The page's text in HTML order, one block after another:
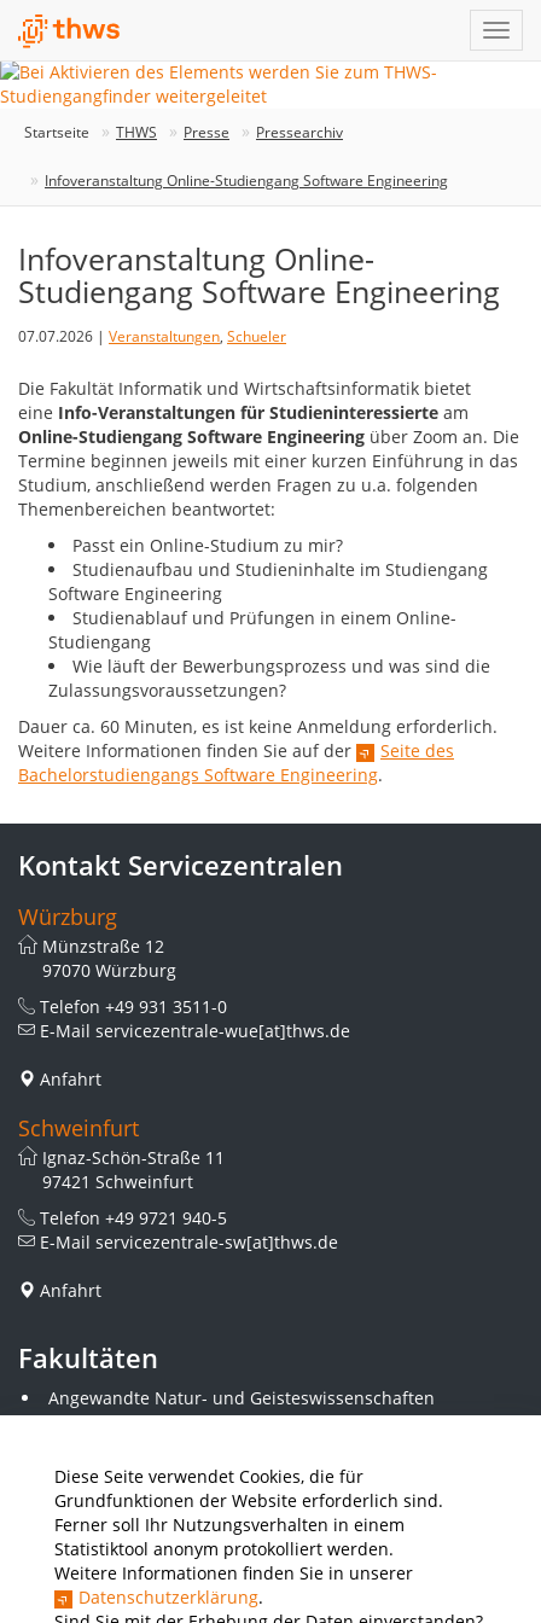
Diese Seite verwendet Cookies, die für
Grundfunktionen der Website erforderlich sind.
Ferner soll Ihr Nutzungsverhalten in einem
Statistiktool anonym protokolliert werden.
Weitere Informationen finden Sie in unserer
Datenschutzerklärung.
Startseite THWS Presse Pressearchiv
Infoveranstaltung Online-Studiengang Software Engineering
Infoveranstaltung Online-
Studiengang Software Engineering
07.07.2026 | Veranstaltungen, Schueler
Die Fakultät Informatik und Wirtschaftsinformatik bietet
eine Info-Veranstaltungen für Studieninteressierte am
Online-Studiengang Software Engineering über Zoom an. Die
Termine beginnen jeweils mit einer kurzen Einführung in das
Studium, anschließend werden Fragen zu u.a. folgenden
Themenbereichen beantwortet:
Passt ein Online-Studium zu mir?
Studienaufbau und Studieninhalte im Studiengang
Software Engineering
Studienablauf und Prüfungen in einem Online-
Studiengang
Wie läuft der Bewerbungsprozess und was sind die
Zulassungsvoraussetzungen?
Dauer ca. 60 Minuten, es ist keine Anmeldung erforderlich.
Weitere Informationen finden Sie auf der
Seite des
Bachelorstudiengangs Software Engineering.
Kontakt Servicezentralen
Würzburg
Münzstraße 12
97070 Würzburg
Telefon +49 931 3511-0
E-Mail servicezentrale-wue[at]thws.de
Anfahrt
Schweinfurt
Ignaz-Schön-Straße 11
97421 Schweinfurt
Telefon +49 9721 940-5
E-Mail servicezentrale-sw[at]thws.de
Anfahrt
Fakultäten
Angewandte Natur- und Geisteswissenschaften
Angewandte Sozialwissenschaften
Elektrotechnik
Gestaltung
Informatik und Wirtschaftsinformatik
Kunststofftechnik und Vermessung
Maschinenbau
THWS Business School
Wirtschaftsingenieurwesen